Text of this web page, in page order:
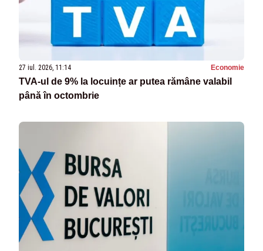
27 iul. 2026, 11:14 Economie
TVA-ul de 9% la locuințe ar putea rămâne valabil
până în octombrie